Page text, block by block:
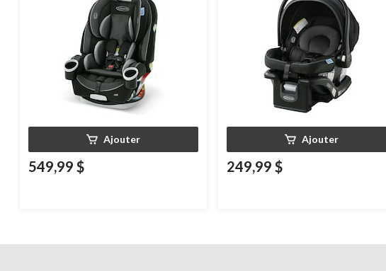
Ajouter
549,99 $
Ajouter
249,99 $